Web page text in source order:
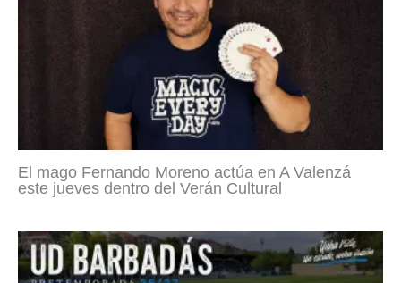
El mago Fernando Moreno actúa en A Valenzá
este jueves dentro del Verán Cultural